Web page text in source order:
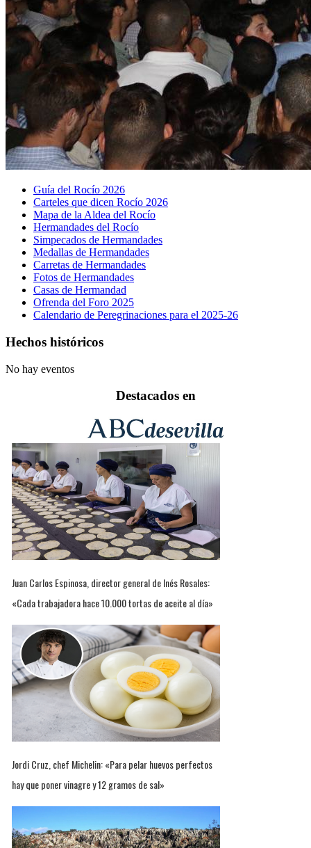
Guía del Rocío 2026
Carteles que dicen Rocío 2026
Mapa de la Aldea del Rocío
Hermandades del Rocío
Simpecados de Hermandades
Medallas de Hermandades
Carretas de Hermandades
Fotos de Hermandades
Casas de Hermandad
Ofrenda del Foro 2025
Calendario de Peregrinaciones para el 2025-26
Hechos históricos
No hay eventos
Destacados en
Juan Carlos Espinosa, director general de Inés Rosales:
«Cada trabajadora hace 10.000 tortas de aceite al día»
Jordi Cruz, chef Michelin: «Para pelar huevos perfectos
hay que poner vinagre y 12 gramos de sal»